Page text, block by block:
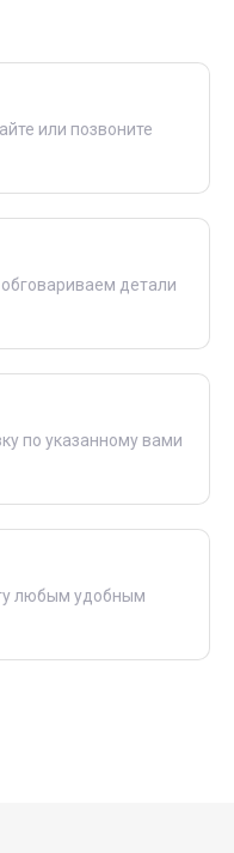
или позвоните
детали
по указанному вами
любым удобным